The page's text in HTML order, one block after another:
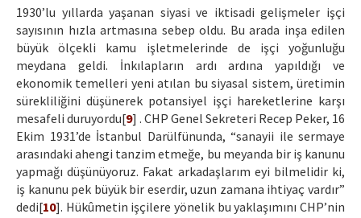
1930’lu yıllarda yaşanan siyasi ve iktisadi gelişmeler işçi
sayısının hızla artmasına sebep oldu. Bu arada inşa edilen
büyük ölçekli kamu işletmelerinde de işçi yoğunluğu
meydana geldi. İnkılapların ardı ardına yapıldığı ve
ekonomik temelleri yeni atılan bu siyasal sistem, üretimin
sürekliliğini düşünerek potansiyel işçi hareketlerine karşı
mesafeli duruyordu[9] . CHP Genel Sekreteri Recep Peker, 16
Ekim 1931’de İstanbul Darülfünunda, “sanayii ile sermaye
arasındaki ahengi tanzim etmeğe, bu meyanda bir iş kanunu
yapmağı düşünüyoruz. Fakat arkadaşlarım eyi bilmelidir ki,
iş kanunu pek büyük bir eserdir, uzun zamana ihtiyaç vardır”
dedi[10]. Hükûmetin işçilere yönelik bu yaklaşımını CHP’nin